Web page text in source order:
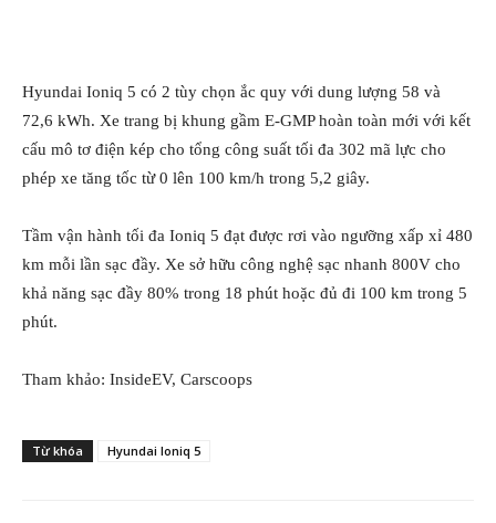
Hyundai Ioniq 5 có 2 tùy chọn ắc quy với dung lượng 58 và
72,6 kWh. Xe trang bị khung gầm E-GMP hoàn toàn mới với kết
cấu mô tơ điện kép cho tổng công suất tối đa 302 mã lực cho
phép xe tăng tốc từ 0 lên 100 km/h trong 5,2 giây.
Tầm vận hành tối đa Ioniq 5 đạt được rơi vào ngưỡng xấp xỉ 480
km mỗi lần sạc đầy. Xe sở hữu công nghệ sạc nhanh 800V cho
khả năng sạc đầy 80% trong 18 phút hoặc đủ đi 100 km trong 5
phút.
Tham khảo: InsideEV, Carscoops
Từ khóa Hyundai Ioniq 5